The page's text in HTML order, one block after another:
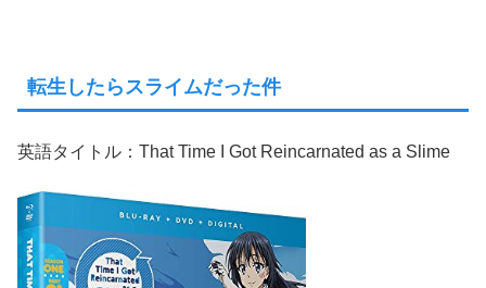
転生したらスライムだった件
英語タイトル：That Time I Got Reincarnated as a Slime